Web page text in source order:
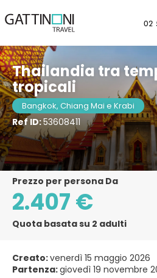
02
Thailandia tra
tropicali
Bangkok, Chiang Mai e Krabi
Ref ID:53608411
Bangkok, Thailandia
Prezzo per persona Da
2.407 €
Quota basata su 2 adulti
Creato:venerdì 15 maggio 2026
Partenza:giovedì 19 novembre